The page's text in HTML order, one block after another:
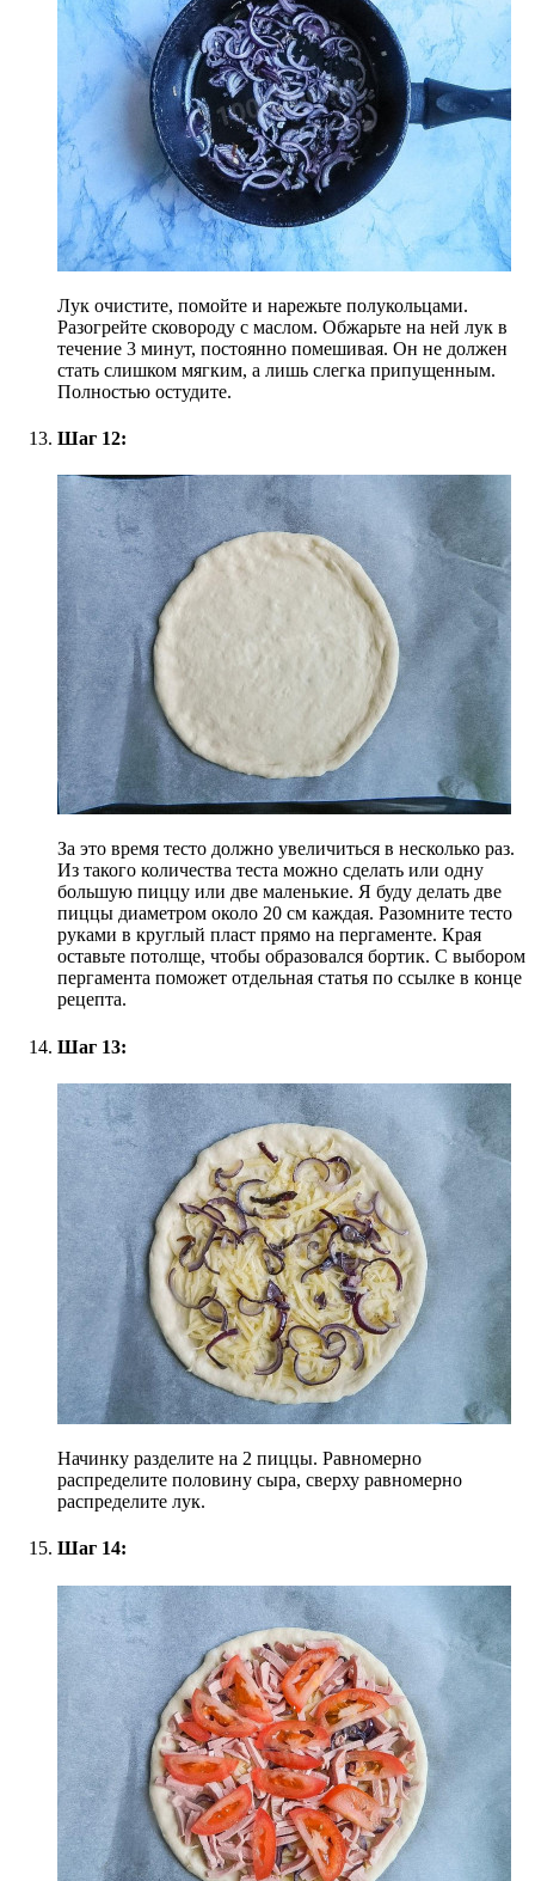
Лук очистите, помойте и нарежьте полукольцами.
Разогрейте сковороду с маслом. Обжарьте на ней лук в
течение 3 минут, постоянно помешивая. Он не должен
стать слишком мягким, а лишь слегка припущенным.
Полностью остудите.
Шаг 12:
За это время тесто должно увеличиться в несколько раз.
Из такого количества теста можно сделать или одну
большую пиццу или две маленькие. Я буду делать две
пиццы диаметром около 20 см каждая. Разомните тесто
руками в круглый пласт прямо на пергаменте. Края
оставьте потолще, чтобы образовался бортик. С выбором
пергамента поможет отдельная статья по ссылке в конце
рецепта.
Шаг 13:
Начинку разделите на 2 пиццы. Равномерно
распределите половину сыра, сверху равномерно
распределите лук.
Шаг 14: